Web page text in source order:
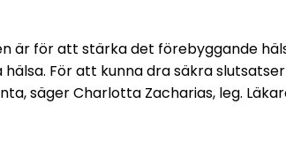
är för att stärka det förebyggande
För att kunna dra säkra
säger Charlotta Zacharias, leg.